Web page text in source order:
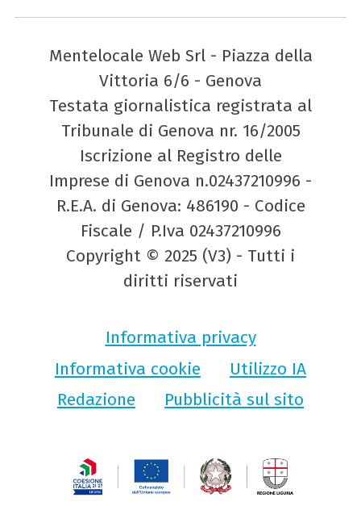
Mentelocale Web Srl - Piazza della
Vittoria 6/6 - Genova
Testata giornalistica registrata al
Tribunale di Genova nr. 16/2005
Iscrizione al Registro delle
Imprese di Genova n.02437210996 -
R.E.A. di Genova: 486190 - Codice
Fiscale / P.Iva 02437210996
Copyright © 2025 (V3) - Tutti i
diritti riservati
Informativa privacy
Informativa cookie
Utilizzo IA
Redazione
Pubblicità sul sito